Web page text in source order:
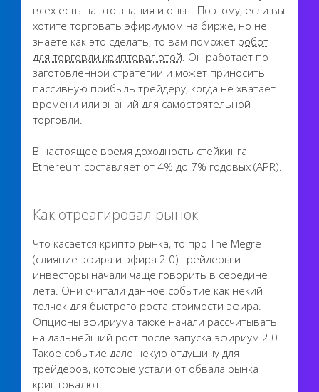
всех есть на это знания и опыт. Поэтому, если вы
хотите торговать эфириумом на бирже, но не
знаете как это сделать, то вам поможет робот
для торговли криптовалютой . Он работает по
заготовленной стратегии и может приносить
пассивную прибыль трейдеру, когда не хватает
времени или знаний для самостоятельной
торговли.
В настоящее время доходность стейкинга
Ethereum составляет от 4% до 7% годовых (APR).
Как отреагировал рынок
Что касается крипто рынка, то про The Megre
(слияние эфира и эфира 2.0) трейдеры и
инвесторы начали чаще говорить в середине
лета. Они считали данное событие как некий
толчок для быстрого роста стоимости эфира.
Опционы эфириума также начали рассчитывать
на дальнейший рост после запуска эфириум 2.0.
Такое событие дало некую отдушину для
трейдеров, которые устали от обвала рынка
криптовалют.